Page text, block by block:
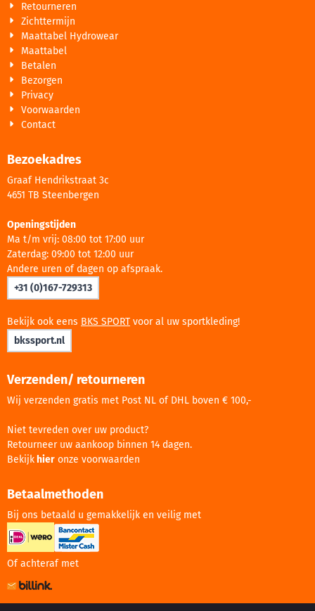
Retourneren
Zichttermijn
Maattabel Hydrowear
Maattabel
Betalen
Bezorgen
Privacy
Voorwaarden
Contact
Bezoekadres
Graaf Hendrikstraat 3c
4651 TB Steenbergen
Openingstijden
Ma t/m vrij: 08:00 tot 17:00 uur
Zaterdag: 09:00 tot 12:00 uur
Andere uren of dagen op afspraak.
+31 (0)167-729313
Bekijk ook eens BKS SPORT voor al uw sportkleding!
bkssport.nl
Verzenden/ retourneren
Wij verzenden gratis met Post NL of DHL boven € 100,-
Niet tevreden over uw product?
Retourneer uw aankoop binnen 14 dagen.
Bekijk hier onze voorwaarden
Betaalmethoden
Bij ons betaald u gemakkelijk en veilig met
Of achteraf met